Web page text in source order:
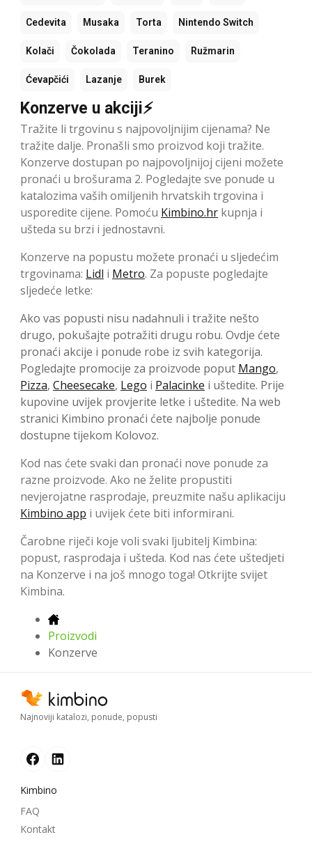
Cedevita Musaka Torta Nintendo Switch
Kolači Čokolada Teranino Ružmarin
Ćevapčići Lazanje Burek
Konzerve u akciji⚡
Tražite li trgovinu s najpovoljnijim cijenama? Ne
tražite dalje. Pronašli smo proizvod koji tražite.
Konzerve dostupan po najpovoljnijoj cijeni možete
pronaći u brošurama 2. Pogledajte sve ponude u
katalozima vaših omiljenih hrvatskih trgovina i
usporedite cijene. Pomoću Kimbino.hr kupnja i
ušteda su brzi i jednostavni.
Konzerve na popustu možete pronaći u sljedećim
trgovinama: Lidl i Metro. Za popuste pogledajte
sljedeće letke:
Ako vas popusti nisu nadahnuli i tražite nešto
drugo, pokušajte potražiti drugu robu. Ovdje ćete
pronaći akcije i ponude robe iz svih kategorija.
Pogledajte promocije za proizvode poput Mango,
Pizza, Cheesecake, Lego i Palacinke i uštedite. Prije
kupovine uvijek provjerite letke i uštedite. Na web
stranici Kimbino pronaći ćete najbolje ponude
dostupne tijekom Kolovoz.
Kod nas ćete svaki dan pronaći nove ponude za
razne proizvode. Ako ne želite propustiti
nevjerojatne rasprodaje, preuzmite našu aplikaciju
Kimbino app i uvijek ćete biti informirani.
Čarobne riječi koje voli svaki ljubitelj Kimbina:
popust, rasprodaja i ušteda. Kod nas ćete uštedjeti
na Konzerve i na još mnogo toga! Otkrijte svijet
Kimbina.
Proizvodi
Konzerve
Najnoviji katalozi, ponude, popusti
Kimbino
FAQ
Kontakt